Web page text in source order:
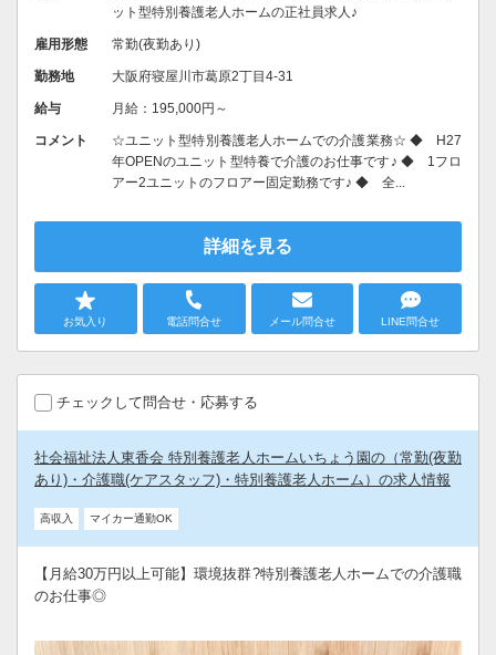
ット型特別養護老人ホームの正社員求人♪
雇用形態 常勤(夜勤あり)
勤務地 大阪府寝屋川市葛原2丁目4-31
給与 月給：195,000円～
コメント
☆ユニット型特別養護老人ホームでの介護業務☆ ◆ H27
年OPENのユニット型特養で介護のお仕事です♪ ◆ 1フロ
アー2ユニットのフロアー固定勤務です♪ ◆ 全...
詳細を見る
お気入り 電話問合せ メール問合せ LINE問合せ
チェックして問合せ・応募する
社会福祉法人東香会 特別養護老人ホームいちょう園の（常勤(夜勤
あり)・介護職(ケアスタッフ)・特別養護老人ホーム）の求人情報
高収入 マイカー通勤OK
【月給30万円以上可能】環境抜群?特別養護老人ホームでの介護職
のお仕事◎